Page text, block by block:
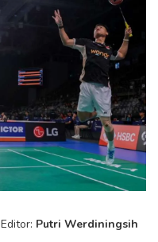
Editor: Putri Werdiningsih